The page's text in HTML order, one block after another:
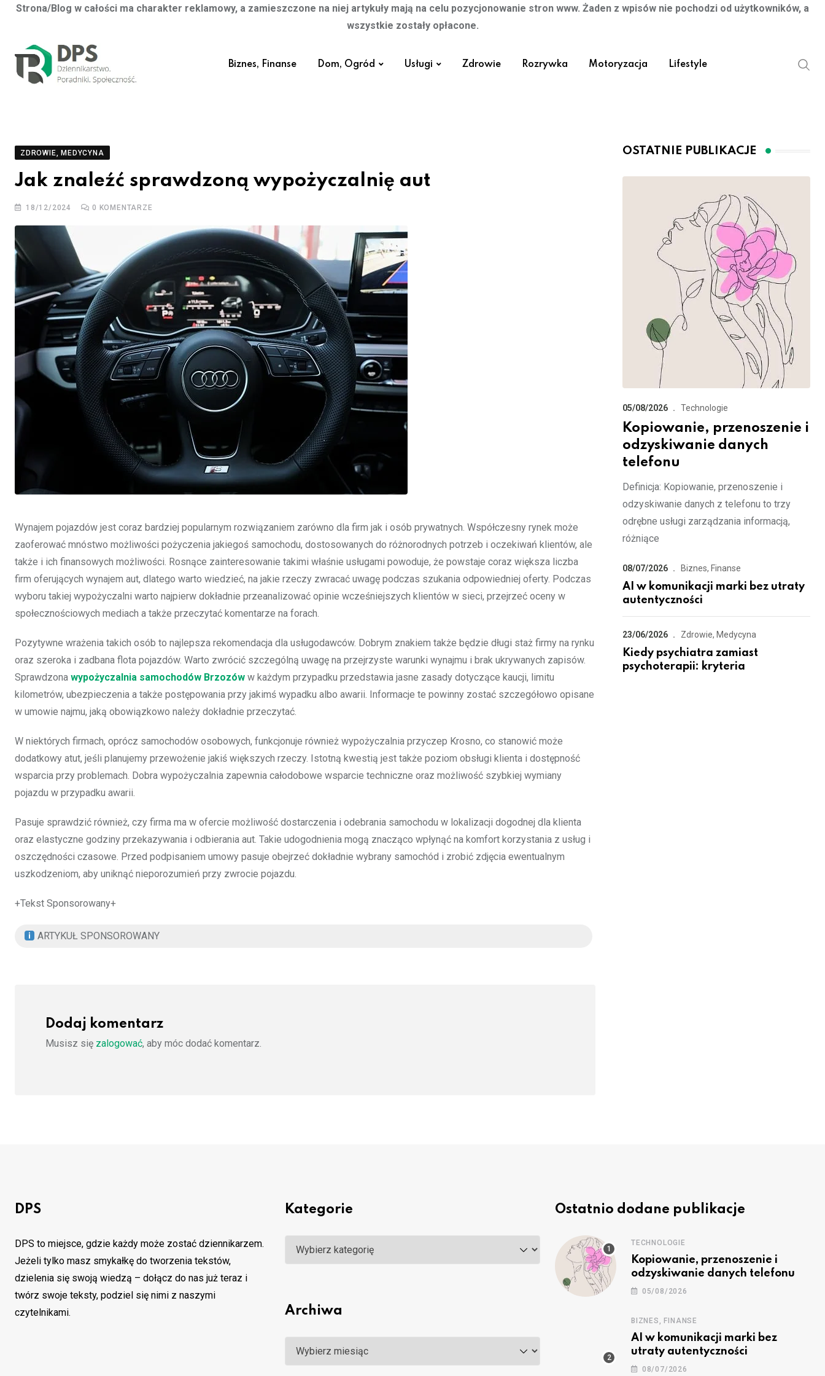
Strona/Blog w całości ma charakter reklamowy, a zamieszczone na niej artykuły mają na celu pozycjonowanie stron www. Żaden z wpisów nie pochodzi od użytkowników, a
wszystkie zostały opłacone.
content
Biznes, Finanse Dom, Ogród Usługi Zdrowie Rozrywka Motoryzacja Lifestyle
ZDROWIE, MEDYCYNA
Jak znaleźć sprawdzoną wypożyczalnię aut
18/12/2024 0 KOMENTARZE
Wynajem pojazdów jest coraz bardziej popularnym rozwiązaniem zarówno dla firm jak i osób prywatnych. Współczesny rynek może
zaoferować mnóstwo możliwości pożyczenia jakiegoś samochodu, dostosowanych do różnorodnych potrzeb i oczekiwań klientów, ale
także i ich finansowych możliwości. Rosnące zainteresowanie takimi właśnie usługami powoduje, że powstaje coraz większa liczba
firm oferujących wynajem aut, dlatego warto wiedzieć, na jakie rzeczy zwracać uwagę podczas szukania odpowiedniej oferty. Podczas
wyboru takiej wypożyczalni warto najpierw dokładnie przeanalizować opinie wcześniejszych klientów w sieci, przejrzeć oceny w
społecznościowych mediach a także przeczytać komentarze na forach.
Pozytywne wrażenia takich osób to najlepsza rekomendacja dla usługodawców. Dobrym znakiem także będzie długi staż firmy na rynku
oraz szeroka i zadbana flota pojazdów. Warto zwrócić szczególną uwagę na przejrzyste warunki wynajmu i brak ukrywanych zapisów.
Sprawdzona wypożyczalnia samochodów Brzozów w każdym przypadku przedstawia jasne zasady dotyczące kaucji, limitu
kilometrów, ubezpieczenia a także postępowania przy jakimś wypadku albo awarii. Informacje te powinny zostać szczegółowo opisane
w umowie najmu, jaką obowiązkowo należy dokładnie przeczytać.
W niektórych firmach, oprócz samochodów osobowych, funkcjonuje również wypożyczalnia przyczep Krosno, co stanowić może
dodatkowy atut, jeśli planujemy przewożenie jakiś większych rzeczy. Istotną kwestią jest także poziom obsługi klienta i dostępność
wsparcia przy problemach. Dobra wypożyczalnia zapewnia całodobowe wsparcie techniczne oraz możliwość szybkiej wymiany
pojazdu w przypadku awarii.
Pasuje sprawdzić również, czy firma ma w ofercie możliwość dostarczenia i odebrania samochodu w lokalizacji dogodnej dla klienta
oraz elastyczne godziny przekazywania i odbierania aut. Takie udogodnienia mogą znacząco wpłynąć na komfort korzystania z usług i
oszczędności czasowe. Przed podpisaniem umowy pasuje obejrzeć dokładnie wybrany samochód i zrobić zdjęcia ewentualnym
uszkodzeniom, aby uniknąć nieporozumień przy zwrocie pojazdu.
+Tekst Sponsorowany+
ARTYKUŁ SPONSOROWANY
Dodaj komentarz
Musisz się zalogować, aby móc dodać komentarz.
OSTATNIE PUBLIKACJE
05/08/2026 Technologie
Kopiowanie, przenoszenie i
odzyskiwanie danych
telefonu
Definicja: Kopiowanie, przenoszenie i
odzyskiwanie danych z telefonu to trzy
odrębne usługi zarządzania informacją,
różniące
08/07/2026 Biznes, Finanse
AI w komunikacji marki bez utraty
autentyczności
23/06/2026 Zdrowie, Medycyna
Kiedy psychiatra zamiast
psychoterapii: kryteria
DPS
DPS to miejsce, gdzie każdy może zostać dziennikarzem.
Jeżeli tylko masz smykałkę do tworzenia tekstów,
dzielenia się swoją wiedzą – dołącz do nas już teraz i
twórz swoje teksty, podziel się nimi z naszymi
czytelnikami.
Kategorie
Kategorie
Archiwa
Archiwa
Ostatnio dodane publikacje
TECHNOLOGIE
Kopiowanie, przenoszenie i
odzyskiwanie danych telefonu
05/08/2026
BIZNES, FINANSE
AI w komunikacji marki bez
utraty autentyczności
08/07/2026